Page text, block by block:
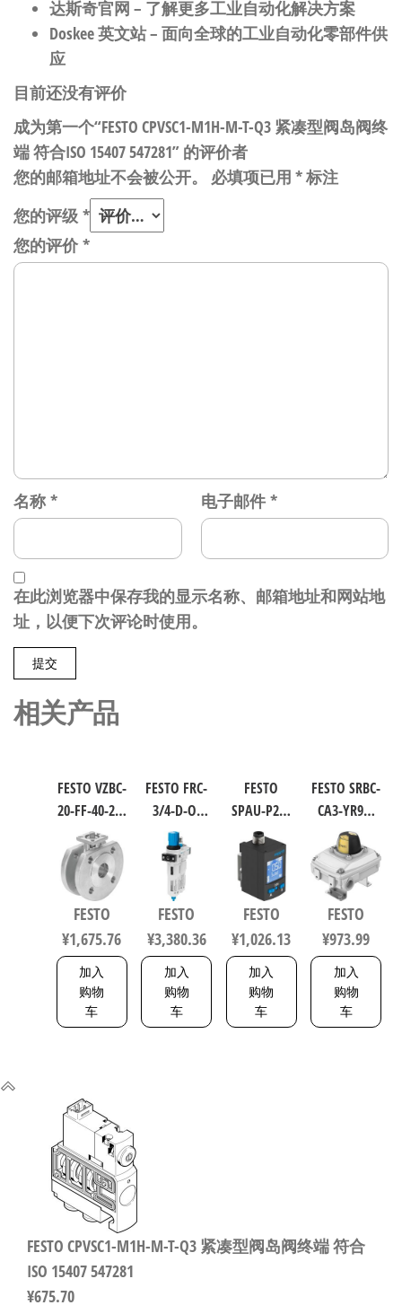
达斯奇官网 – 了解更多工业自动化解决方案
Doskee 英文站– 面向全球的工业自动化零部件供
应
目前还没有评价
成为第一个“FESTO CPVSC1-M1H-M-T-Q3 紧凑型阀岛阀终
端 符合ISO 15407 547281” 的评价者
您的邮箱地址不会被公开。
必填项已用 *标注
您的评级 *
您的评价*
名称 * 电子邮件 *
在此浏览器中保存我的显示名称、邮箱地址和网站地
址，以便下次评论时使用。
相关产品
FESTO VZBC-
20-FF-40-22-
F0304-V4V4T
电磁阀/控
制阀 规格
20，行程
40mm
1692200
FESTO
¥1,675.76
加入
购物
车
FESTO FRC-
3/4-D-O-
MAXI 过滤
减压阀润
滑器组合
符合ISO
8573-1:2010
162744
FESTO
¥3,380.36
加入
购物
车
FESTO
SPAU-P2R-
W-G18FD-L-
PNLK-
PNVBA-M8U
数字压力
传感器 符
合EN 60947-
5-2 8001232
FESTO
¥1,026.13
加入
购物
车
FESTO SRBC-
CA3-YR90-
MW-1-1WG-
C2-EX6 工业
自动化零
部件 规格1
8137093
FESTO
¥973.99
加入
购物
车
FESTO CPVSC1-M1H-M-T-Q3 紧凑型阀岛阀终端 符合
ISO 15407 547281
¥675.70